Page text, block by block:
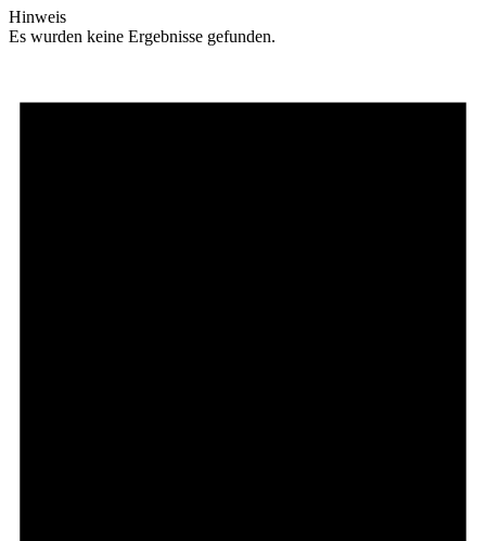
Hinweis
Es wurden keine Ergebnisse gefunden.